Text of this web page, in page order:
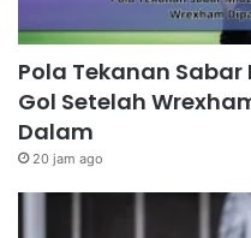
Pola Tekanan
Gol Setelah
Dalam
20 jam ago